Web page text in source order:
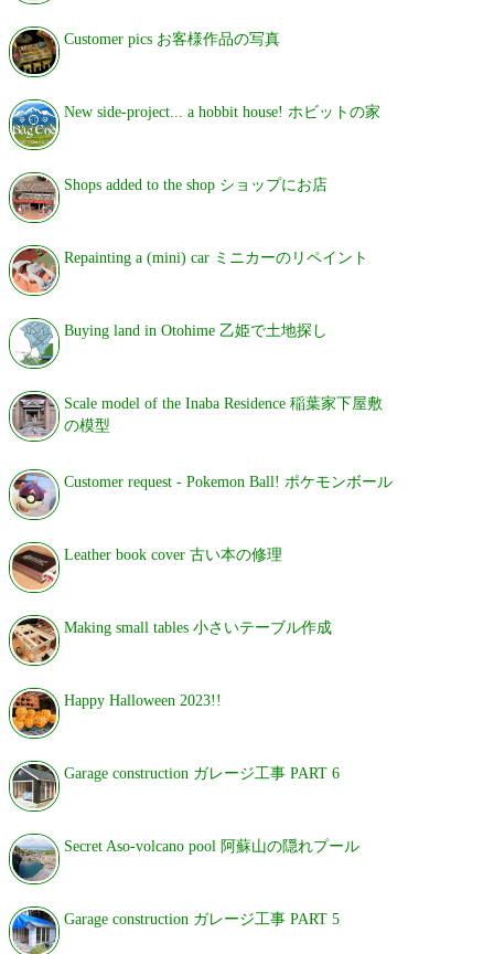
Customer pics お客様作品の写真
New side-project... a hobbit house! ホビットの家
Shops added to the shop ショップにお店
Repainting a (mini) car ミニカーのリペイント
Buying land in Otohime 乙姫で土地探し
Scale model of the Inaba Residence 稲葉家下屋敷
の模型
Customer request - Pokemon Ball! ポケモンボール
Leather book cover 古い本の修理
Making small tables 小さいテーブル作成
Happy Halloween 2023!!
Garage construction ガレージ工事 PART 6
Secret Aso-volcano pool 阿蘇山の隠れプール
Garage construction ガレージ工事 PART 5